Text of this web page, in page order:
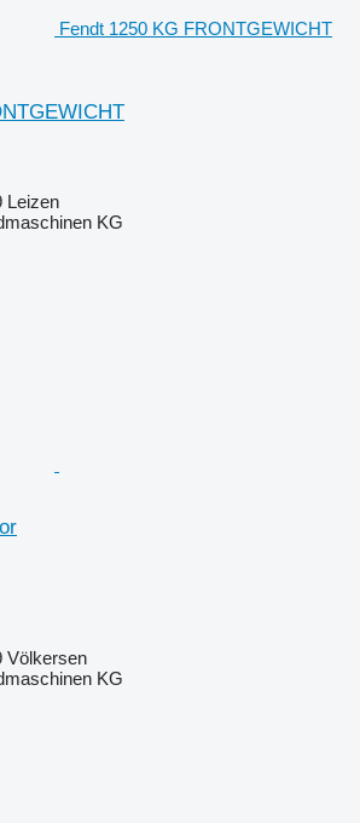
Fendt 1250 KG FRONTGEWICHT
Leizen
KG
Völkersen
KG